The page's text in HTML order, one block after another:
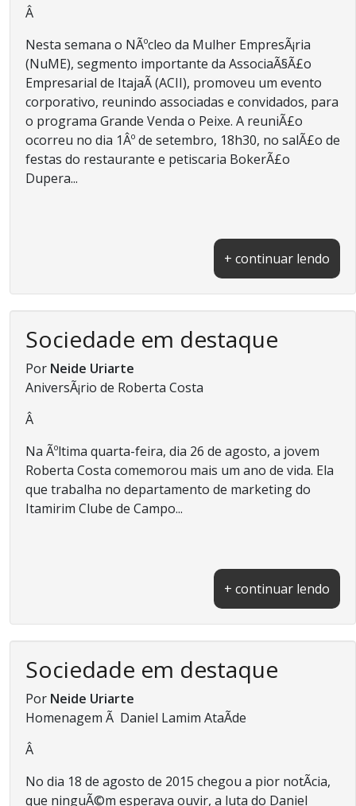
Â
Nesta semana o NÃºcleo da Mulher EmpresÃ¡ria
(NuME), segmento importante da AssociaÃ§Ã£o
Empresarial de ItajaÃ­ (ACII), promoveu um evento
corporativo, reunindo associadas e convidados, para
o programa Grande Venda o Peixe. A reuniÃ£o
ocorreu no dia 1Âº de setembro, 18h30, no salÃ£o de
festas do restaurante e petiscaria BokerÃ£o
Dupera...
+ continuar lendo
Sociedade em destaque
Por Neide Uriarte
AniversÃ¡rio de Roberta Costa
Â
Na Ãºltima quarta-feira, dia 26 de agosto, a jovem
Roberta Costa comemorou mais um ano de vida. Ela
que trabalha no departamento de marketing do
Itamirim Clube de Campo...
+ continuar lendo
Sociedade em destaque
Por Neide Uriarte
Homenagem Ã Daniel Lamim AtaÃ­de
Â
No dia 18 de agosto de 2015 chegou a pior notÃ­cia,
que ninguÃ©m esperava ouvir, a luta do Daniel